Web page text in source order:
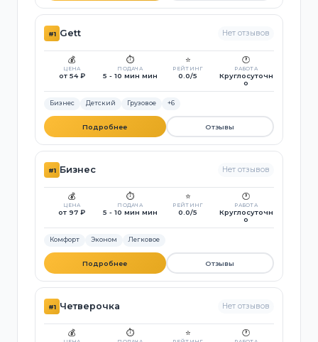
#1 Gett Нет отзывов
💰
ЦЕНА
от 54 ₽
⏱️
ПОДАЧА
5 - 10 мин мин
⭐
РЕЙТИНГ
0.0/5
🕐
РАБОТА
Круглосуточн
о
Бизнес Детский Грузовое +6
Подробнее Отзывы
#1 Бизнес Нет отзывов
💰
ЦЕНА
от 97 ₽
⏱️
ПОДАЧА
5 - 10 мин мин
⭐
РЕЙТИНГ
0.0/5
🕐
РАБОТА
Круглосуточн
о
Комфорт Эконом Легковое
Подробнее Отзывы
#1 Четверочка Нет отзывов
💰 ⏱️ ⭐ 🕐